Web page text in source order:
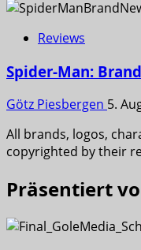
Reviews
Spider-Man:
Götz Piesbergen 5.
All brands, logos,
copyrighted by their
Präsentiert